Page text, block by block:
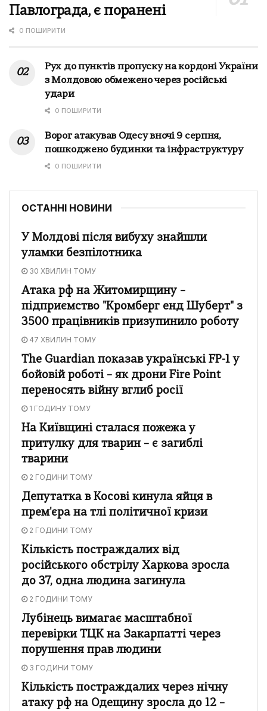
Павлограда, є поранені
0 ПОШИРИТИ
Рух до пунктів пропуску на кордоні України
з Молдовою обмежено через російські
удари
0 ПОШИРИТИ
Ворог атакував Одесу вночі 9 серпня,
пошкоджено будинки та інфраструктуру
0 ПОШИРИТИ
ОСТАННІ НОВИНИ
У Молдові після вибуху знайшли
уламки безпілотника
30 ХВИЛИН ТОМУ
Атака рф на Житомирщину –
підприємство "Кромберг енд Шуберт" з
3500 працівників призупинило роботу
47 ХВИЛИН ТОМУ
The Guardian показав українські FP-1 у
бойовій роботі – як дрони Fire Point
переносять війну вглиб росії
1 ГОДИНУ ТОМУ
На Київщині сталася пожежа у
притулку для тварин – є загиблі
тварини
2 ГОДИНИ ТОМУ
Депутатка в Косові кинула яйця в
прем'єра на тлі політичної кризи
2 ГОДИНИ ТОМУ
Кількість постраждалих від
російського обстрілу Харкова зросла
до 37, одна людина загинула
2 ГОДИНИ ТОМУ
Лубінець вимагає масштабної
перевірки ТЦК на Закарпатті через
порушення прав людини
3 ГОДИНИ ТОМУ
Кількість постраждалих через нічну
атаку рф на Одещину зросла до 12 –